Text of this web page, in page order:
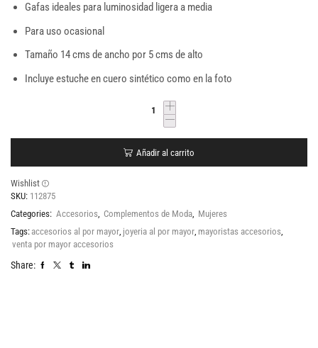
Gafas ideales para luminosidad ligera a media
Para uso ocasional
Tamaño 14 cms de ancho por 5 cms de alto
Incluye estuche en cuero sintético como en la foto
Añadir al carrito
Wishlist
SKU: 112875
Categories: Accesorios, Complementos de Moda, Mujeres
Tags: accesorios al por mayor, joyeria al por mayor, mayoristas accesorios,
venta por mayor accesorios
Share: